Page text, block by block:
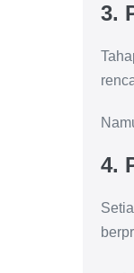
3.
4.